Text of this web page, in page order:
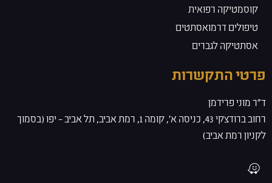
קוסמטיקה רפואית
טיפולים דרמואסתטים
אסתטיקה לגברים
פרטי התקשרות
ד”ר מוני פרידמן
רחוב ברודצקי 43, כניסה א', קומה 1, רמת אביב, תל אביב – יפו (בסמוך
לקניון רמת אביב)